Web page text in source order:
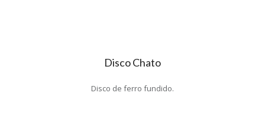
Disco Chato
Disco de ferro fundido.